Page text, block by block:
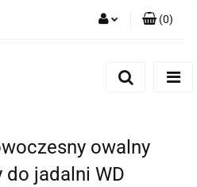
(0)
owalny
do jadalni WD